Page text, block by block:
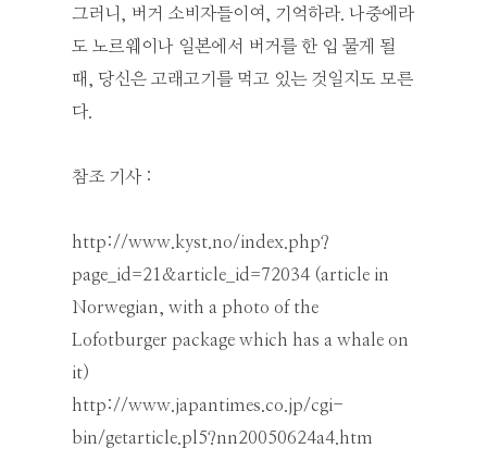
그러니, 버거 소비자들이여, 기억하라. 나중에라
도 노르웨이나 일본에서 버거를 한 입 물게 될
때, 당신은 고래고기를 먹고 있는 것일지도 모른
다.
참조 기사 :
http://www.kyst.no/index.php?
page_id=21&article_id=72034 (article in
Norwegian, with a photo of the
Lofotburger package which has a whale on
it)
http://www.japantimes.co.jp/cgi-
bin/getarticle.pl5?nn20050624a4.htm